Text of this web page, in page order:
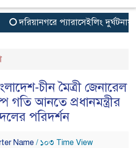
দরিয়ানগরে প্যারাসেইলিং দুর্ঘটনায়
চীন মৈত্রী জেনারেল
গতি আনতে প্রধানমন্ত্রীর
পরিদর্শন
Name / ১০৩ Time View